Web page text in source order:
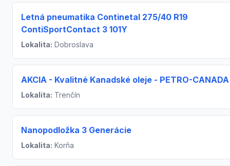
Letná pneumatika Continetal 275/40 R19
ContiSportContact 3 101Y
Lokalita: Dobroslava
AKCIA - Kvalitné Kanadské oleje - PETRO-CANADA
Lokalita: Trenčín
Nanopodložka 3 Generácie
Lokalita: Korňa